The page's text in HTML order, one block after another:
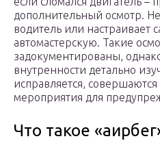
дополнительный осмотр.
водитель или настраивает
автомастерскую. Такие
задокументированы,
внутренности детально
исправляется,
мероприятия для
Что такое